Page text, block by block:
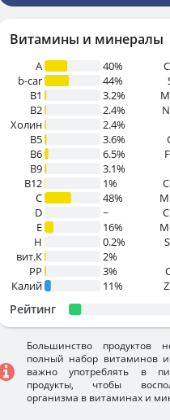
Витамины и минералы
A
40%
b-car
44%
В1
3.2%
B2
2.4%
Холин
2.4%
B5
3.6%
B6
6.5%
B9
3.1%
B12
1%
C
48%
D
~
E
16%
H
0.2%
вит.К
2%
PP
3%
Калий
11%
Рейтинг
Большинство продуктов
полный набор витаминов
важно употреблять в
продукты, чтобы
организма в витаминах и